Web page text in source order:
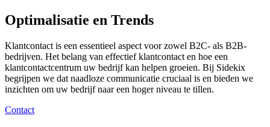
Optimalisatie en Trends
Klantcontact is een essentieel aspect voor zowel B2C- als B2B-
bedrijven. Het belang van effectief klantcontact en hoe een
klantcontactcentrum uw bedrijf kan helpen groeien. Bij Sidekix
begrijpen we dat naadloze communicatie cruciaal is en bieden we
inzichten om uw bedrijf naar een hoger niveau te tillen.
Contact